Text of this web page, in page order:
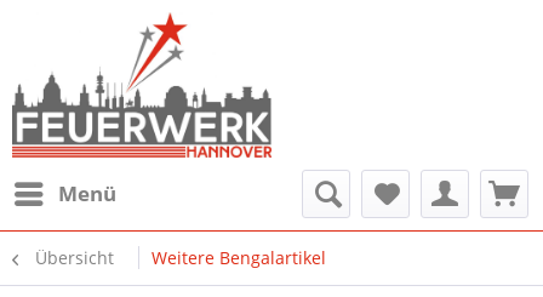
Menü
Übersicht Weitere Bengalartikel